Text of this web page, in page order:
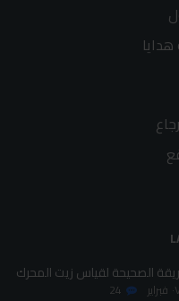
الصحيحة لقياس زيت المحرك
فبراير 24